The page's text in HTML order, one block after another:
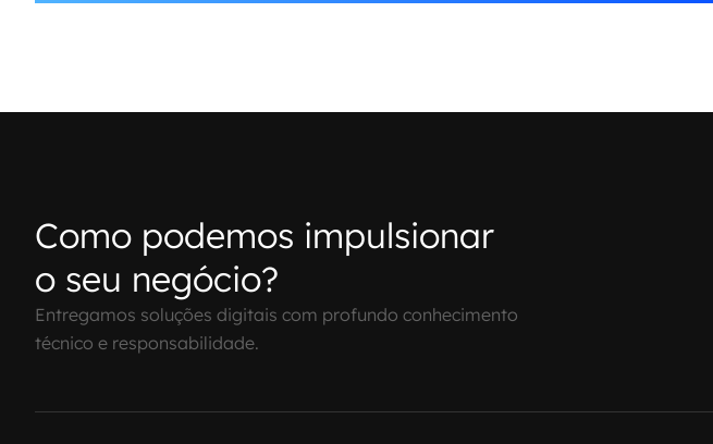
Como podemos impulsionar
o seu negócio?
Entregamos soluções digitais com profundo conhecimento
técnico e responsabilidade.